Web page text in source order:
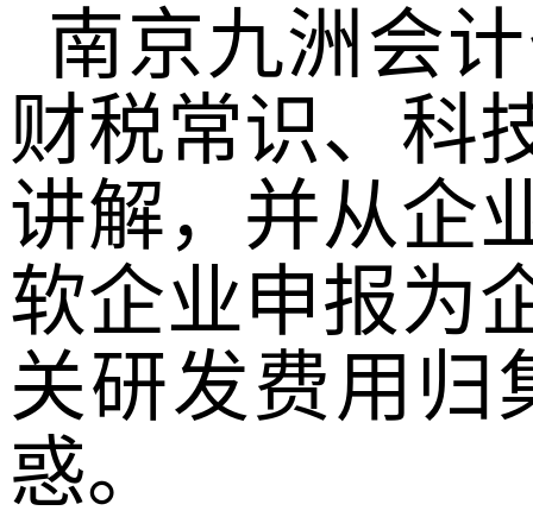
南京九洲会
财税常识、科
讲解，并从企
软企业申报为
关研发费用归
惑。